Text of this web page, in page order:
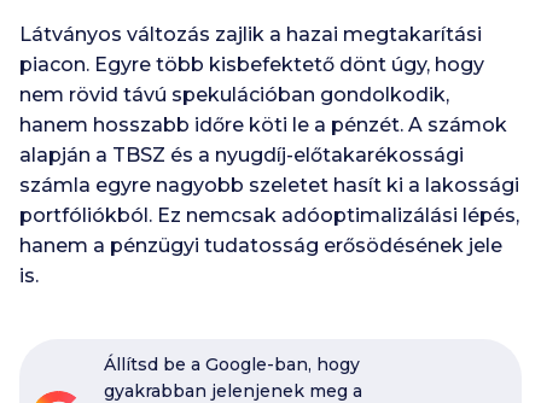
Látványos változás zajlik a hazai megtakarítási
piacon. Egyre több kisbefektető dönt úgy, hogy
nem rövid távú spekulációban gondolkodik,
hanem hosszabb időre köti le a pénzét. A számok
alapján a TBSZ és a nyugdíj-előtakarékossági
számla egyre nagyobb szeletet hasít ki a lakossági
portfóliókból. Ez nemcsak adóoptimalizálási lépés,
hanem a pénzügyi tudatosság erősödésének jele
is.
Állítsd be a Google-ban, hogy
gyakrabban jelenjenek meg a